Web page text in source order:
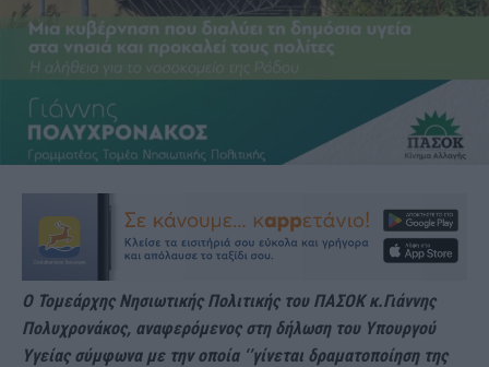
Ο Τομεάρχης Νησιωτικής Πολιτικής του ΠΑΣΟΚ κ.Γιάννης
Πολυχρονάκος, αναφερόμενος στη δήλωση του Υπουργού
Υγείας σύμφωνα με την οποία ‘’γίνεται δραματοποίηση της